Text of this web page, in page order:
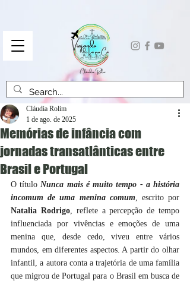
Memórias de infância com
jornadas transatlânticas entre
Brasil e Portugal
Cláudia Rolim
1 de ago. de 2025
O título Nunca mais é muito tempo - a história
incomum de uma menina comum
Natalia Rodrigo, reflete a percepção de tempo
influenciada por vivências e emoções de uma
menina que, desde cedo, viveu entre vários
mundos, em diferentes aspectos. A partir do olhar
infantil, a autora conta a trajetória de uma família
que migrou de Portugal para o Brasil em busca de